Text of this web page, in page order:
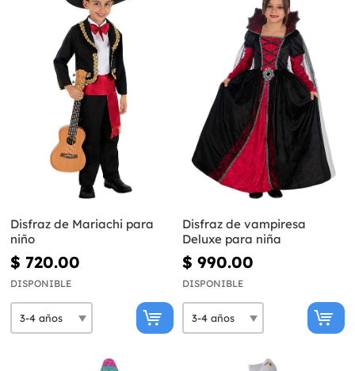
Disfraz de Mariachi para
niño
$ 720.00
DISPONIBLE
Disfraz de vampiresa
Deluxe para niña
$ 990.00
DISPONIBLE